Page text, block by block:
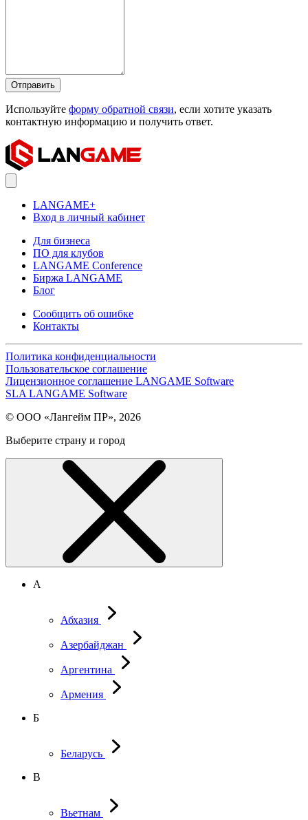
Отправить
Используйте форму обратной связи, если хотите указать
контактную информацию и получить ответ.
LANGAME+
Вход в личный кабинет
Для бизнеса
ПО для клубов
LANGAME Conference
Биржа LANGAME
Блог
Сообщить об ошибке
Контакты
Политика конфиденциальности
Пользовательское соглашение
Лицензионное соглашение LANGAME Software
SLA LANGAME Software
© ООО «Лангейм ПР», 2026
Выберите страну и город
А
Абхазия
Азербайджан
Аргентина
Армения
Б
Беларусь
В
Вьетнам